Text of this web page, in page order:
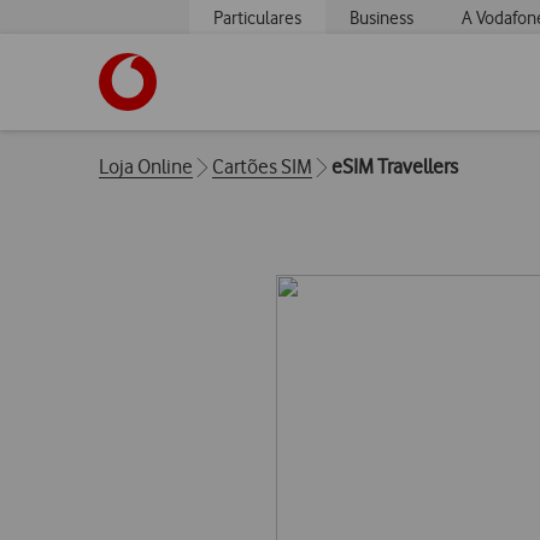
Particulares Business A
Breadcrumbs
Loja Online Cartões SIM eSIM Travellers